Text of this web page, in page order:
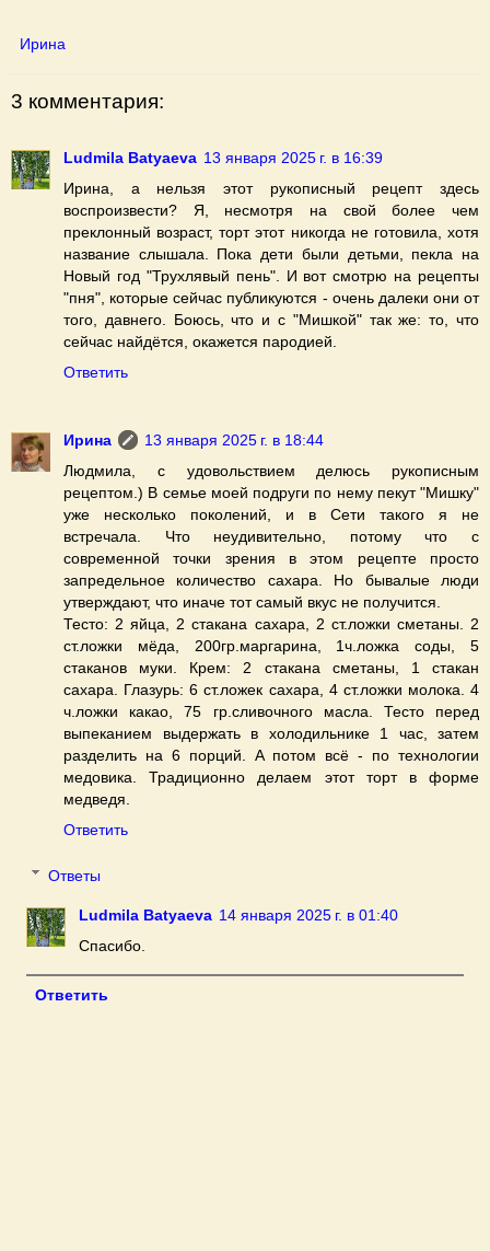
Ирина
3 комментария:
Ludmila Batyaeva 13 января 2025 г. в 16:39
Ирина, а нельзя этот рукописный рецепт здесь
воспроизвести? Я, несмотря на свой более чем
преклонный возраст, торт этот никогда не готовила, хотя
название слышала. Пока дети были детьми, пекла на
Новый год "Трухлявый пень". И вот смотрю на рецепты
"пня", которые сейчас публикуются - очень далеки они от
того, давнего. Боюсь, что и с "Мишкой" так же: то, что
сейчас найдётся, окажется пародией.
Ответить
Ирина
13 января 2025 г. в 18:44
Людмила, с удовольствием делюсь рукописным
рецептом.) В семье моей подруги по нему пекут "Мишку"
уже несколько поколений, и в Сети такого я не
встречала. Что неудивительно, потому что с
современной точки зрения в этом рецепте просто
запредельное количество сахара. Но бывалые люди
утверждают, что иначе тот самый вкус не получится.
Тесто: 2 яйца, 2 стакана сахара, 2 ст.ложки сметаны. 2
ст.ложки мёда, 200гр.маргарина, 1ч.ложка соды, 5
стаканов муки. Крем: 2 стакана сметаны, 1 стакан
сахара. Глазурь: 6 ст.ложек сахара, 4 ст.ложки молока. 4
ч.ложки какао, 75 гр.сливочного масла. Тесто перед
выпеканием выдержать в холодильнике 1 час, затем
разделить на 6 порций. А потом всё - по технологии
медовика. Традиционно делаем этот торт в форме
медведя.
Ответить
Ответы
Ludmila Batyaeva 14 января 2025 г. в 01:40
Спасибо.
Ответить